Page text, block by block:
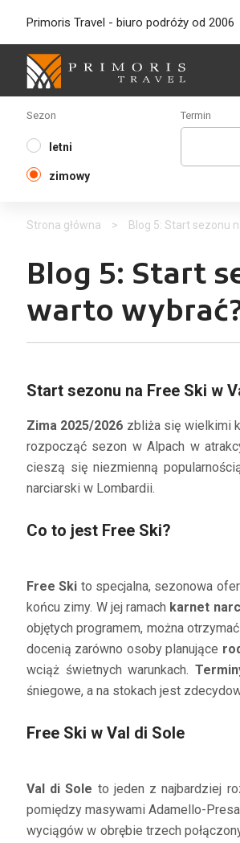
Primoris Travel - biuro podróży od 2006
Sezon
letni
zimowy
Termin
Strona główna > Blog 5: Start sezonu
Blog 5: Start
warto
Start sezonu na Free Ski w
Zima 2025/2026 zbliża się wielkimi
rozpocząć sezon w Alpach w
cieszą się niezmienną
narciarski w Lombardii.
Co to jest Free Ski?
Free Ski to specjalna, sezonowa
końcu zimy. W jej ramach karnet
objętych programem, można
docenią zarówno osoby planujące
wciąż świetnych warunkach.
śniegowe, a na stokach jest
Free Ski w Val di Sole
Val di Sole to jeden z najbardziej
pomiędzy masywami Adamello-
wyciągów w obrębie trzech